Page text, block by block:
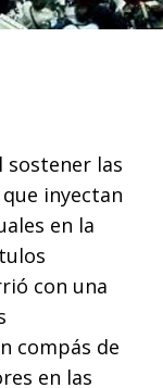
sostener las
inyectan
en la
con una
compás de
en las